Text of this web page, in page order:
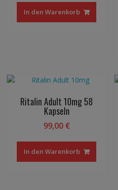
In den Warenkorb
Ritalin Adult 10mg 58
Kapseln
99,00 €
In den Warenkorb